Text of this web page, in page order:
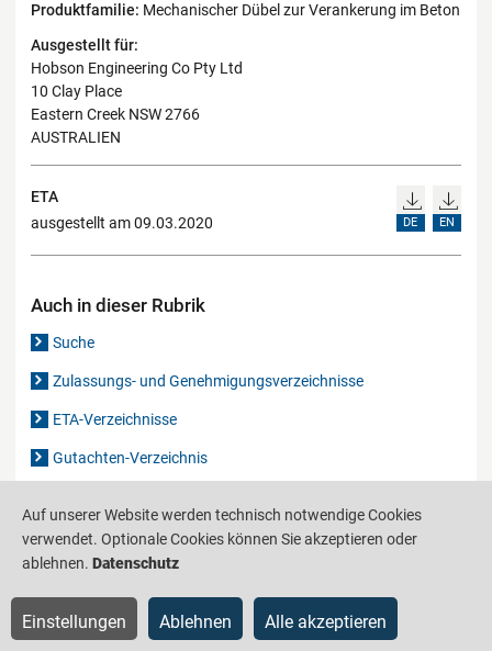
Produktfamilie: Mechanischer Dübel zur Verankerung im Beton
Ausgestellt für:
Hobson Engineering Co Pty Ltd
10 Clay Place
Eastern Creek NSW 2766
AUSTRALIEN
ETA
ausgestellt am 09.03.2020
DE EN
Auch in dieser Rubrik
Suche
Zulassungs- und Genehmigungsverzeichnisse
ETA-Verzeichnisse
Gutachten-Verzeichnis
IS-ARGEBAU
Barrierefreiheit Datenschutz
Auf unserer Website werden technisch notwendige Cookies
verwendet. Optionale Cookies können Sie akzeptieren oder
ablehnen. Datenschutz
Einstellungen Ablehnen Alle akzeptieren